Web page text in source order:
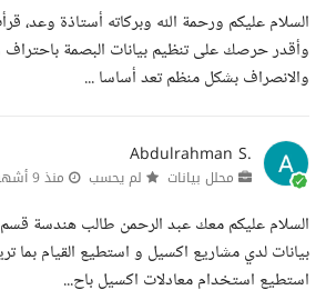
السلام عليكم ورحمة الله وبركاته أستاذة وعد،
وأقدر حرصك على تنظيم بيانات البصمة باحتراف
والانصراف بشكل منظم تعد أساسا ...
Abdulrahman S.
محلل بيانات لم يحسب منذ 9 أشهر
السلام عليكم معك عبد الرحمن طالب هندسة
استطيع استخدام معادلات اكسيل باح...